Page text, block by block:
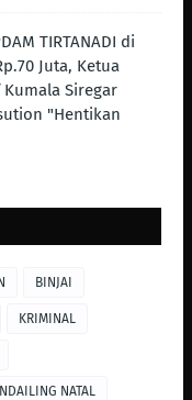
TIRTANADI di
Juta, Ketua
Kumala Siregar
"Hentikan
BINJAI
KRIMINAL
NATAL